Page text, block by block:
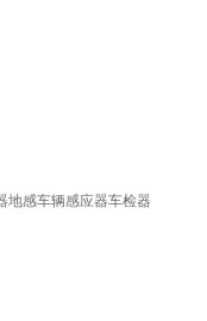
地感车辆感应器车检器